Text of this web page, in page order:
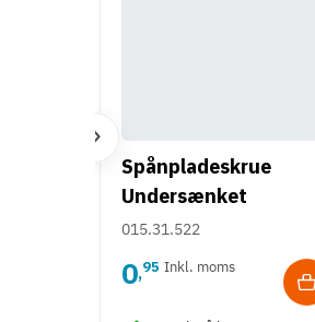
Spånpladeskrue
Undersænket
Fuldgevind Ø3,0 - PZ1
015.31.522
0,95 Inkl. moms